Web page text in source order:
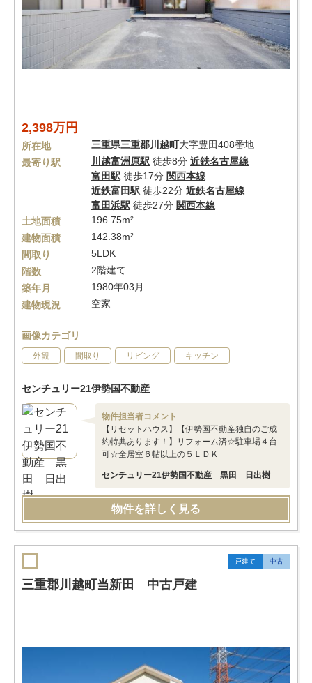
2,398万円
所在地 三重県三重郡川越町大字豊田408番地
最寄り駅
川越富洲原駅 徒歩8分 近鉄名古屋線
富田駅 徒歩17分 関西本線
近鉄富田駅 徒歩22分 近鉄名古屋線
富田浜駅 徒歩27分 関西本線
土地面積
196.75m²
建物面積
142.38m²
間取り
5LDK
階数
2階建て
築年月
1980年03月
建物現況
空家
画像カテゴリ
外観 間取り リビング キッチン
センチュリー21伊勢国不動産
物件担当者コメント
【リセットハウス】【伊勢国不動産独自のご成
約特典あります！】リフォーム済☆駐車場４台
可☆全居室６帖以上の５ＬＤＫ
センチュリー21伊勢国不動産 黒田 日出樹
物件を詳しく見る
戸建て 中古
三重郡川越町当新田 中古戸建